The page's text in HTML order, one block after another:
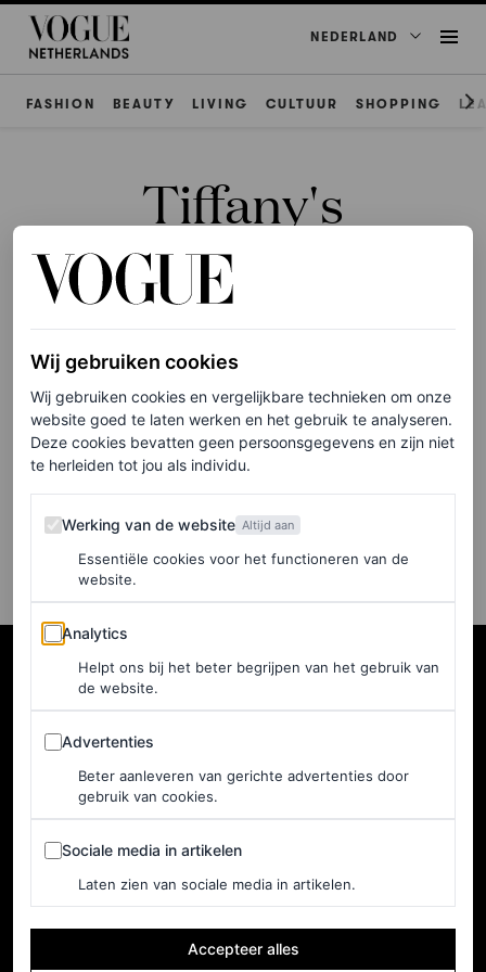
NEDERLAND
FASHION BEAUTY LIVING CULTUUR SHOPPING
Tiffany's
Deze 8 sieradenmerken wil je
in 2026 dragen of geven,
bijvoorbeeld met
Valentijnsdag
LISA GOUDSMIT
NEDERLAND
Wij gebruiken cookies
Wij gebruiken cookies en vergelijkbare technieken om onze
website goed te laten werken en het gebruik te analyseren.
Deze cookies bevatten geen persoonsgegevens en zijn niet
te herleiden tot jou als individu.
Werking van de website
Werking van de website Altijd aan
Essentiële cookies voor het functioneren van de
website.
Analytics
Analytics
Helpt ons bij het beter begrijpen van het gebruik van
de website.
Advertenties
Advertenties
Beter aanleveren van gerichte advertenties door
gebruik van cookies.
Sociale media in artikelen
Sociale media in artikelen
Laten zien van sociale media in artikelen.
Accepteer alles